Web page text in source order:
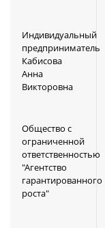
Индивидуальный
предприниматель
Кабисова
Анна
Викторовна
Общество с
ограниченной
ответственностью
"Агентство
гарантированного
роста"